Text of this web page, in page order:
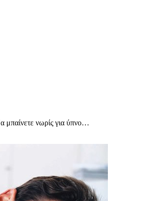
μπαίνετε νωρίς για ύπνο…